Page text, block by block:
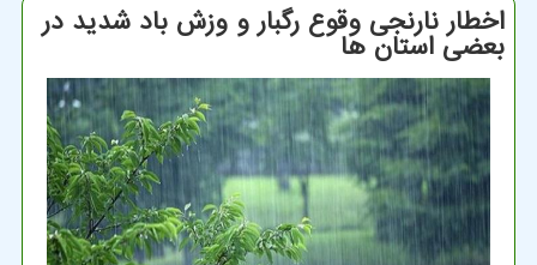
اخطار نارنجی وقوع رگبار و وزش باد شدید در
بعضی استان ها